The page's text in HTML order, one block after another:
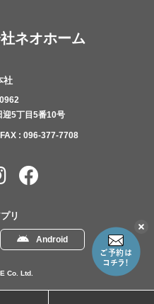
こ
ク
ネオホーム
社
迎5丁目5番10号
FAX : 096-377-7708
Instagram
Facebook
リ
Android
Co. Ltd.